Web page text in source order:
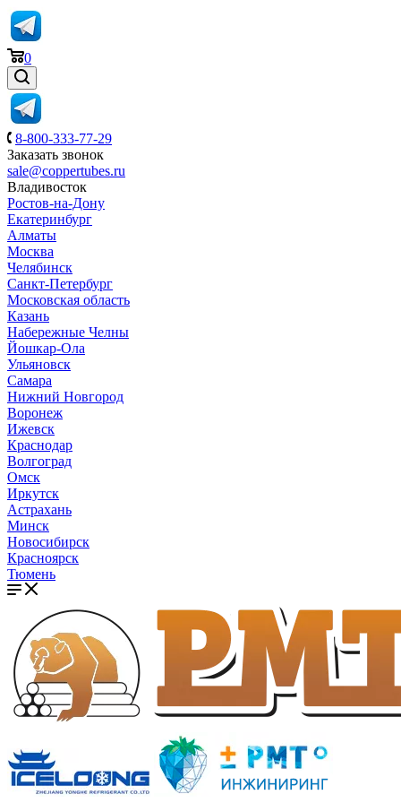
0
8-800-333-77-29
Заказать звонок
sale@coppertubes.ru
Владивосток
Ростов-на-Дону
Екатеринбург
Алматы
Москва
Челябинск
Санкт-Петербург
Московская область
Казань
Набережные Челны
Йошкар-Ола
Ульяновск
Самара
Нижний Новгород
Воронеж
Ижевск
Краснодар
Волгоград
Омск
Иркутск
Астрахань
Минск
Новосибирск
Красноярск
Тюмень